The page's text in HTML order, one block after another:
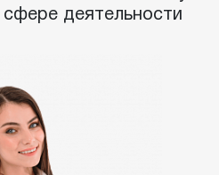
деятельности